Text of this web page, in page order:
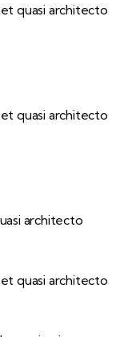
quasi architecto
quasi architecto
architecto
quasi architecto